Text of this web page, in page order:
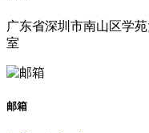
广东省深圳市南山区学
室
邮箱